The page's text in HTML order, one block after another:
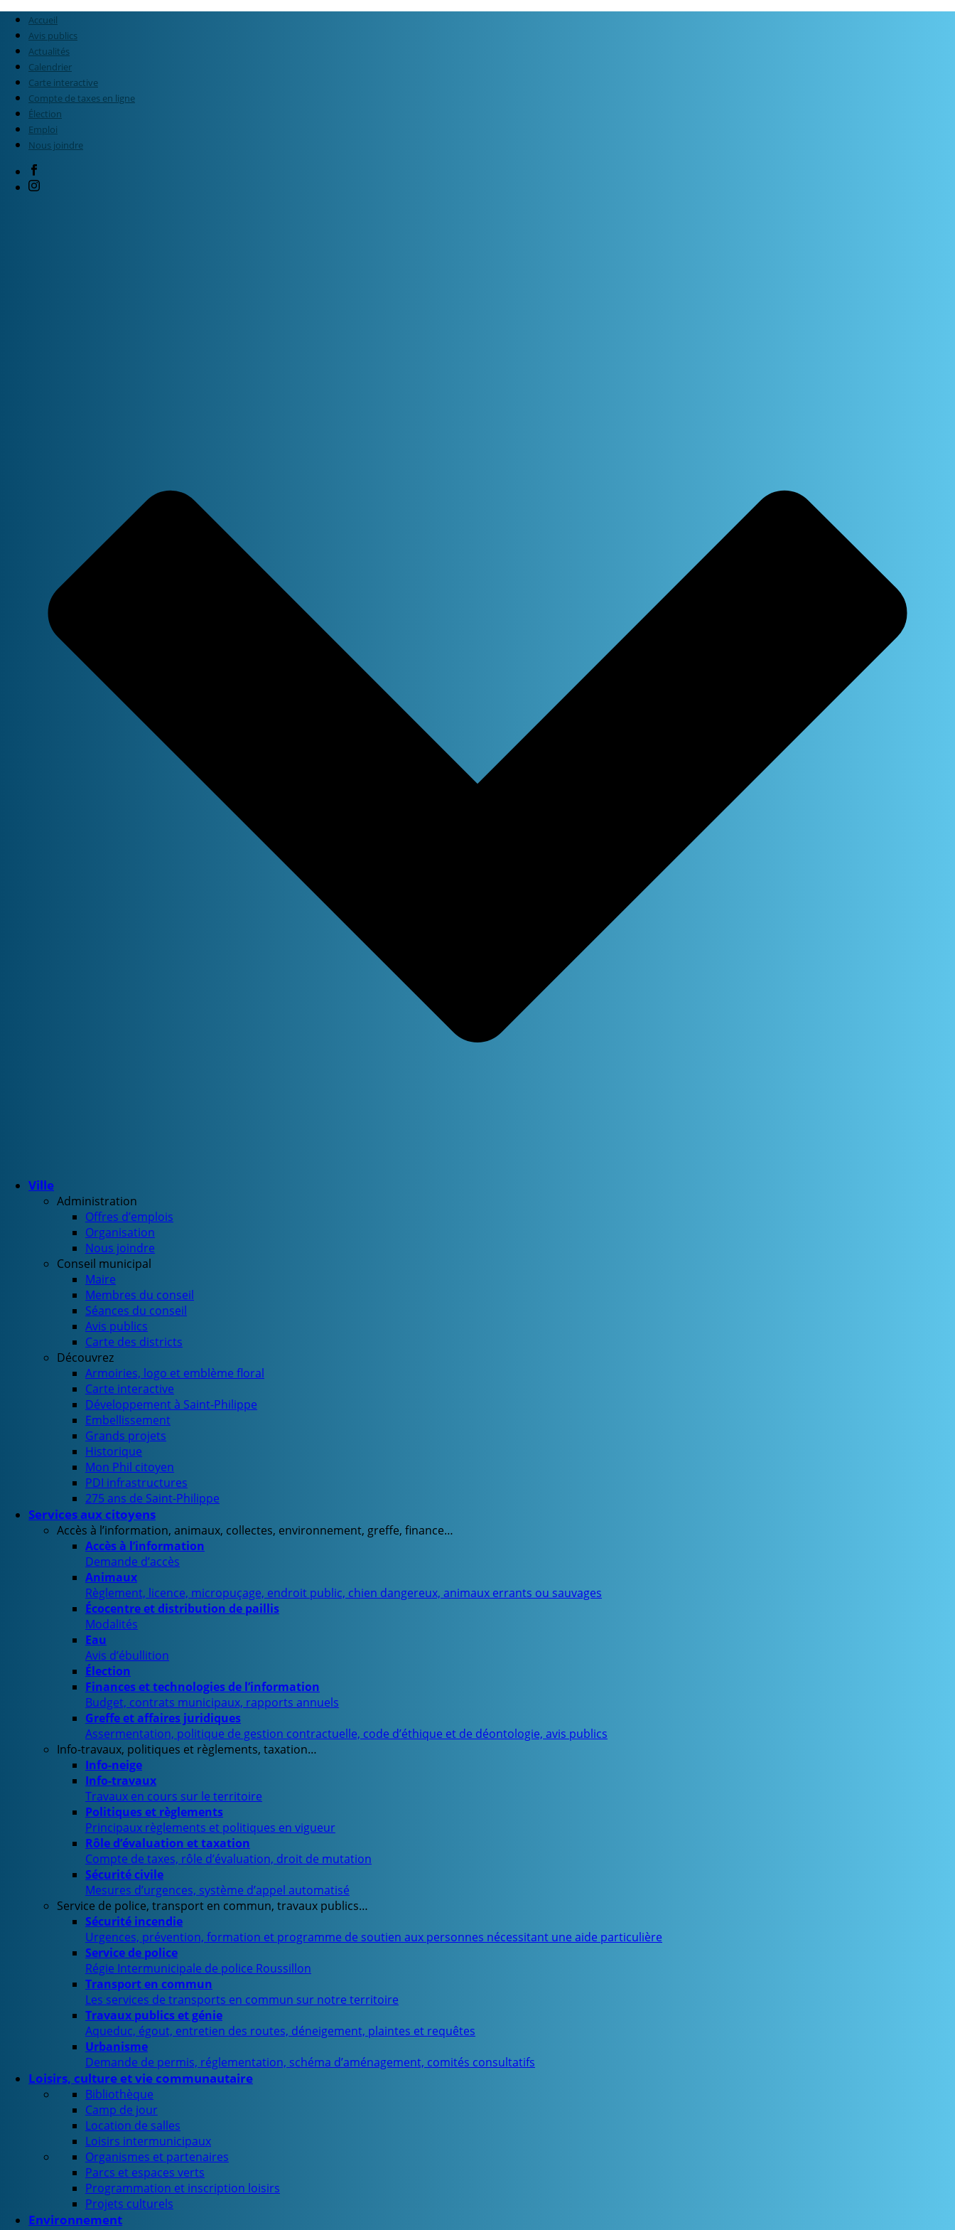
Accueil
Avis publics
Actualités
Calendrier
Carte interactive
Compte de taxes en ligne
Élection
Emploi
Nous joindre
Ville
Administration
Offres d’emplois
Organisation
Nous joindre
Conseil municipal
Maire
Membres du conseil
Séances du conseil
Avis publics
Carte des districts
Découvrez
Armoiries, logo et emblème floral
Carte interactive
Développement à Saint-Philippe
Embellissement
Grands projets
Historique
Mon Phil citoyen
PDI infrastructures
275 ans de Saint-Philippe
Services aux citoyens
Accès à l’information, animaux, collectes, environnement, greffe, finance…
Accès à l’information
Demande d’accès
Animaux
Règlement, licence, micropuçage, endroit public, chien dangereux, animaux errants ou sauvages
Écocentre et distribution de paillis
Modalités
Eau
Avis d’ébullition
Élection
Finances et technologies de l’information
Budget, contrats municipaux, rapports annuels
Greffe et affaires juridiques
Assermentation, politique de gestion contractuelle, code d’éthique et de déontologie, avis publics
Info-travaux, politiques et règlements, taxation…
Info-neige
Info-travaux
Travaux en cours sur le territoire
Politiques et règlements
Principaux règlements et politiques en vigueur
Rôle d’évaluation et taxation
Compte de taxes, rôle d’évaluation, droit de mutation
Sécurité civile
Mesures d’urgences, système d’appel automatisé
Service de police, transport en commun, travaux publics…
Sécurité incendie
Urgences, prévention, formation et programme de soutien aux personnes nécessitant une aide particulière
Service de police
Régie Intermunicipale de police Roussillon
Transport en commun
Les services de transports en commun sur notre territoire
Travaux publics et génie
Aqueduc, égout, entretien des routes, déneigement, plaintes et requêtes
Urbanisme
Demande de permis, réglementation, schéma d’aménagement, comités consultatifs
Loisirs, culture et vie communautaire
Bibliothèque
Camp de jour
Location de salles
Loisirs intermunicipaux
Organismes et partenaires
Parcs et espaces verts
Programmation et inscription loisirs
Projets culturels
Environnement